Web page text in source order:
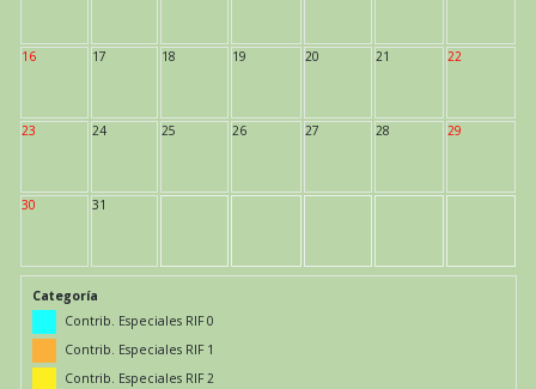
16 17 18 19 20 21 22
23 24 25 26 27 28 29
30 31
Categoría
Contrib. Especiales RIF 0
Contrib. Especiales RIF 1
Contrib. Especiales RIF 2